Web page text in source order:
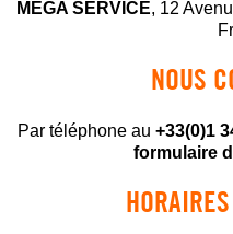
MEGA SERVICE, 12
NOUS
Par téléphone au +33(0)1
formulaire